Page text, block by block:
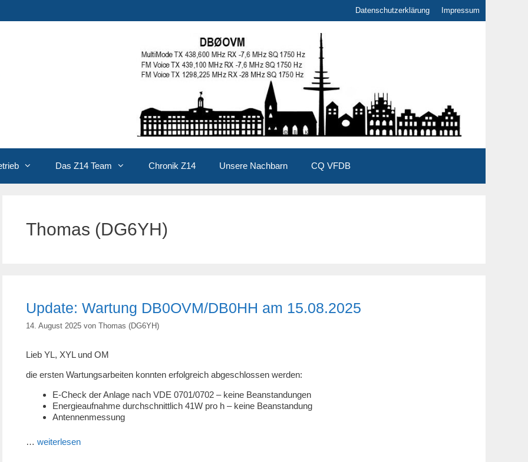
Datenschutzerklärung Impressum
Das Z14 Team Chronik Z14 Unsere Nachbarn CQ VFDB
Thomas (DG6YH)
Update: Wartung DB0OVM/DB0HH am 15.08.2025
14. August 2025 von Thomas (DG6YH)
Lieb YL, XYL und OM
die ersten Wartungsarbeiten konnten erfolgreich abgeschlossen werden:
E-Check der Anlage nach VDE 0701/0702 – keine Beanstandungen
Energieaufnahme durchschnittlich 41W pro h – keine Beanstandung
Antennenmessung
… weiterlesen